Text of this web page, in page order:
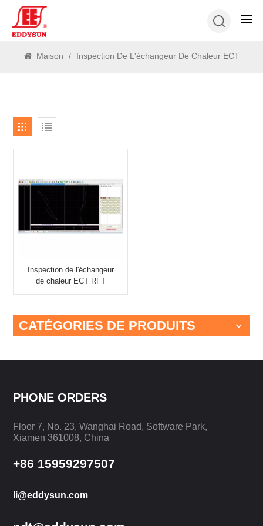
Maison / Inspection De L'échangeur De Chaleur ECT
Inspection de l'échangeur
de chaleur ECT RFT
CATÉGORIES DE PRODUITS
PHONE ORDERS
Floor 7, No. 23, Wanghai Road, Software Park,
Xiamen 361008, China
+86 15959297507
li@eddysun.com